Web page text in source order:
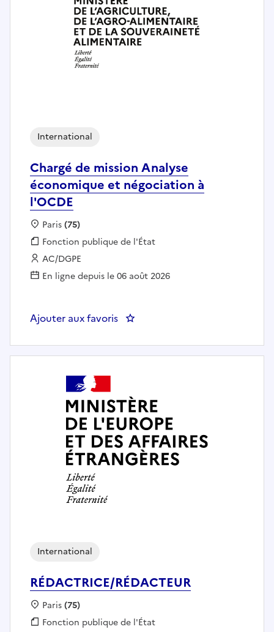
Chargé de mission Analyse
économique et négociation à
l'OCDE
International
Localisation :
Paris(75)
Fonction publique :
Fonction publique de l'État
Employeur :
AC/DGPE
En ligne depuis le 06 août 2026
Ajouter aux favoris : Chargé de mission Analyse
RÉDACTRICE/RÉDACTEUR
International
Localisation :
Paris(75)
Fonction publique :
Fonction publique de l'État